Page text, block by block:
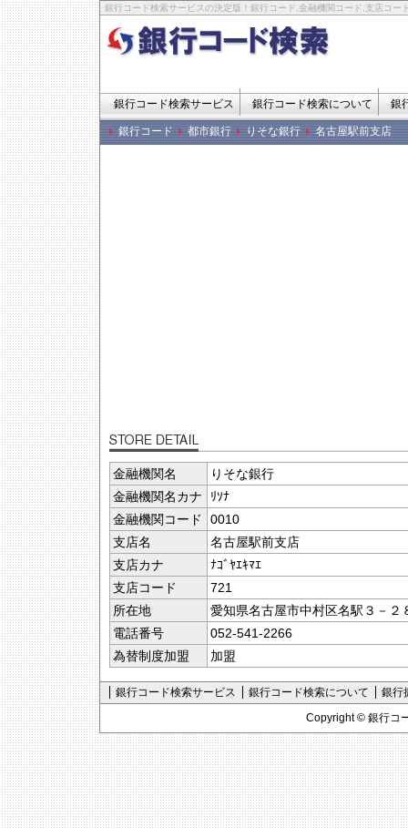
銀行コード検索サービスの決定版！銀行コード,金融機関コード,支店コー
銀行コード検索サービス 銀行コード検索について 銀
銀行コード 都市銀行 りそな銀行 名古屋駅前支店
金融機関名
りそな銀行
金融機関名カナ
ﾘｿﾅ
金融機関コード
0010
支店名
名古屋駅前支店
支店カナ
ﾅｺﾞﾔｴｷﾏｴ
支店コード
721
所在地
愛知県名古屋市中村区名駅３－２
電話番号
052-541-2266
為替制度加盟
加盟
銀行コード検索サービス 銀行コード検索について
銀行
Copyright © 銀行コ